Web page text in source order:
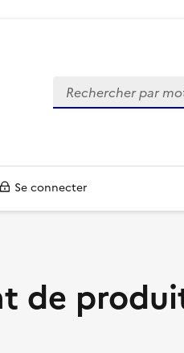
Rechercher
Se connecter
de